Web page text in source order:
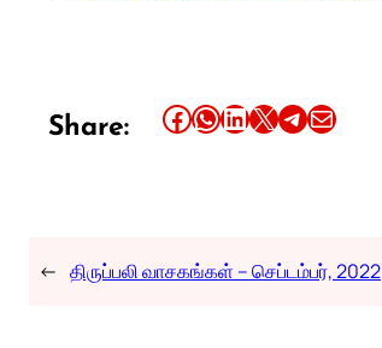
Share: Share this article on Facebook Share this article on WhatsApp Share this article on LinkedIn Share this article on X Share this article on TelegramEmail this Article
← திருப்பலி வாசகங்கள் – செப்டம்பர், 2022